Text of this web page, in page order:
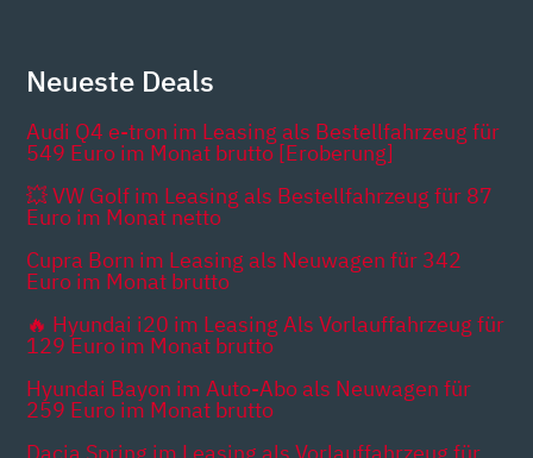
Neueste Deals
Audi Q4 e-tron im Leasing als Bestellfahrzeug für
549 Euro im Monat brutto [Eroberung]
💥 VW Golf im Leasing als Bestellfahrzeug für 87
Euro im Monat netto
Cupra Born im Leasing als Neuwagen für 342
Euro im Monat brutto
🔥 Hyundai i20 im Leasing Als Vorlauffahrzeug für
129 Euro im Monat brutto
Hyundai Bayon im Auto-Abo als Neuwagen für
259 Euro im Monat brutto
Dacia Spring im Leasing als Vorlauffahrzeug für